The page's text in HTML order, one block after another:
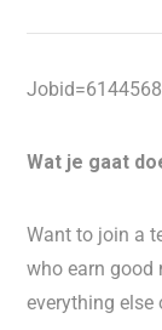
Wat je gaat
Want to join a
who earn good
everything else